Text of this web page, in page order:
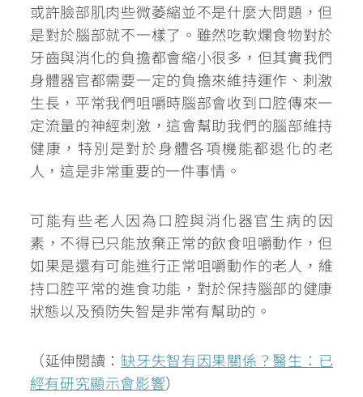
或許臉部肌肉些微萎縮並不是什麼大問題，但
是對於腦部就不一樣了。雖然吃軟爛食物對於
牙齒與消化的負擔都會縮小很多，但其實我們
身體器官都需要一定的負擔來維持運作、刺激
生長，平常我們咀嚼時腦部會收到口腔傳來一
定流量的神經刺激，這會幫助我們的腦部維持
健康，特別是對於身體各項機能都退化的老
人，這是非常重要的一件事情。
可能有些老人因為口腔與消化器官生病的因
素，不得已只能放棄正常的飲食咀嚼動作，但
如果是還有可能進行正常咀嚼動作的老人， 維
持口腔平常的進食功能，對於保持腦部的健康
狀態以及預防失智是非常有幫助的。
（延伸閱讀： 缺牙失智有因果關係？醫生：已
經有研究顯示會影響）